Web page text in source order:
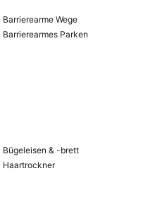
Barrierearme Wege
Barrierearmes Parken
Bügeleisen & -brett
Haartrockner